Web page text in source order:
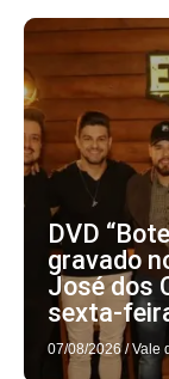
DVD
gravado
José dos
sexta-
07/08/2026 / Vale